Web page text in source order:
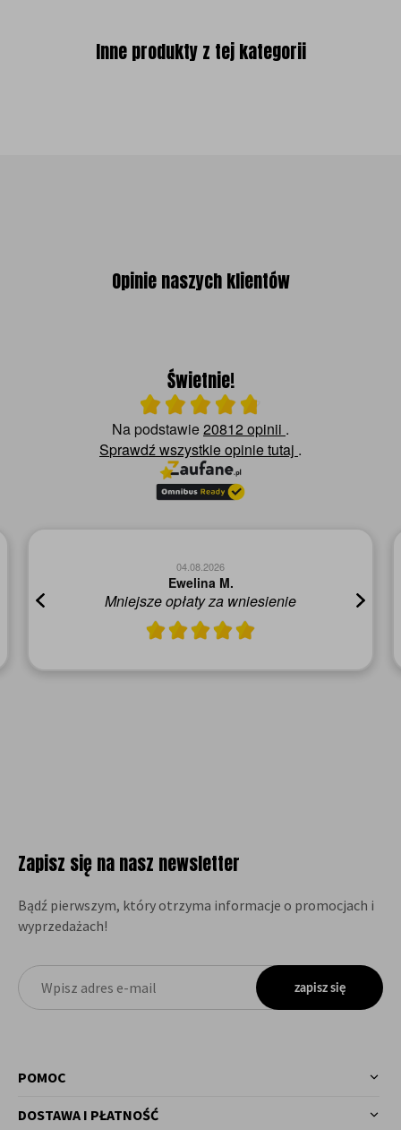
Inne produkty z tej kategorii
Opinie naszych klientów
Świetnie!
Ocena średnia 4.8 na 5
Na podstawie20812 opinii .
Sprawdź wszystkie opinietutaj .
04.08.2026
Czy polecisz nas innym? - Tak
Mirela G.
Zapisz się na nasz newsletter
Bądź pierwszym, który otrzyma informacje o promocjach i
wyprzedażach!
zapisz się
POMOC
DOSTAWA I PŁATNOŚĆ